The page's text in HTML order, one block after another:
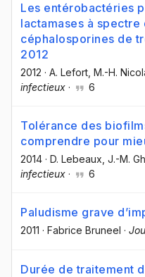
Les entérobactéries
lactamases à spectre
céphalosporines de
2012
2012 · A. Lefort , M.-H.
infectieux · 6
Tolérance des
comprendre pour
2014 · D. Lebeaux , J.-M.
infectieux · 6
Paludisme grave
2011 · Fabrice Bruneel ·
Durée de traitement